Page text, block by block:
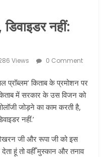
नहीं:
Views 0 Comment
प्रॉब्लम’ किताब के प्रमोशन पर
में सरकार के उस विजन को
जोड़ने का काम करती है,
नहीं.’
जी और रूपा जी को इस
हूं तो वहीँ मुस्कान और तनाव